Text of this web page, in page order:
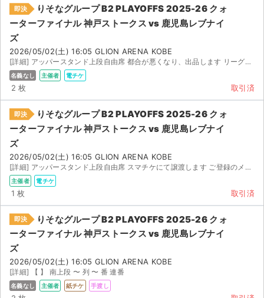
即決
りそなグループ B2 PLAYOFFS 2025-26 クォ
ーターファイナル 神戸ストークス vs 鹿児島レブナイ
ズ
2026/05/02(土) 16:05 GLION ARENA KOBE
[詳細] アッパースタンド上段自由席 都合が悪くなり、出品します リーグチケットアプリからの譲渡にな...
名義なし 主催者 電チケ
2 枚 取引済
即決
りそなグループ B2 PLAYOFFS 2025-26 クォ
ーターファイナル 神戸ストークス vs 鹿児島レブナイ
ズ
2026/05/02(土) 16:05 GLION ARENA KOBE
[詳細] アッパースタンド上段自由席 スマチケにて譲渡します ご登録のメールアドレスをご連絡ください
主催者 電チケ
1 枚 取引済
即決
りそなグループ B2 PLAYOFFS 2025-26 クォ
ーターファイナル 神戸ストークス vs 鹿児島レブナイ
ズ
2026/05/02(土) 16:05 GLION ARENA KOBE
[詳細] 【 】 南上段 〜 列 〜 番 連番
名義なし 主催者 紙チケ 手渡し